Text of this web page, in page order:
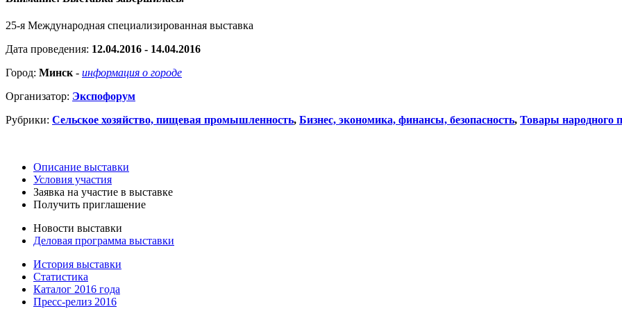
25-я Международная специализированная выставка
Дата проведения: 12.04.2016 - 14.04.2016
Город: Минск - информация о городе
Организатор: Экспофорум
Рубрики: Сельское хозяйство, пищевая промышленность, Бизнес, экономика, финансы, безопасность, Товары народного
Описание выставки
Условия участия
Заявка на участие в выставке
Получить приглашение
Новости выставки
Деловая программа выставки
История выставки
Статистика
Каталог 2016 года
Пресс-релиз 2016